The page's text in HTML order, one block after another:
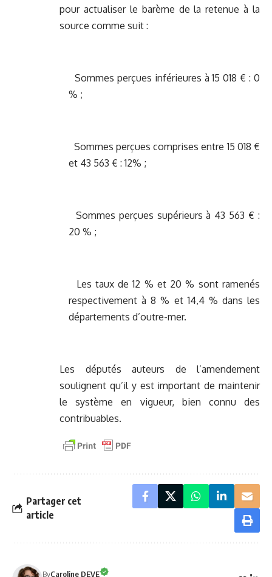
pour actualiser le barème de la retenue à la
source comme suit :
Sommes perçues inférieures à 15 018 € : 0
% ;
Sommes perçues comprises entre 15 018 €
et 43 563 € : 12% ;
Sommes perçues supérieurs à 43 563 € :
20 % ;
Les taux de 12 % et 20 % sont ramenés
respectivement à 8 % et 14,4 % dans les
départements d’outre-mer.
Les députés auteurs de l’amendement
soulignent qu’il y est important de maintenir
le système en vigueur, bien connu des
contribuables.
Partager cet
article
ByCaroline DEVE